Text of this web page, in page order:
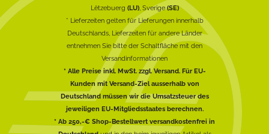
Lëtzebuerg (LU), Sverige(SE)
* Lieferzeiten gelten für Lieferungen innerhalb
Deutschlands, Lieferzeiten für andere Länder
entnehmen Sie bitte der Schaltfläche mit den
Versandinformationen
* Alle Preise inkl. MwSt. zzgl. Versand. Für EU-
Kunden mit Versand-Ziel ausserhalb von
Deutschland müssen wir die Umsatzsteuer des
jeweiligen EU-Mitgliedsstaates berechnen.
* Ab 250,-€ Shop-Bestellwert versandkostenfrei in